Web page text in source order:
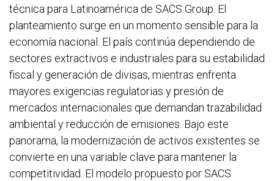
técnica para Latinoamérica de SACS Group. El
planteamiento surge en un momento sensible para la
economía nacional. El país continúa dependiendo de
sectores extractivos e industriales para su estabilidad
fiscal y generación de divisas, mientras enfrenta
mayores exigencias regulatorias y presión de
mercados internacionales que demandan trazabilidad
ambiental y reducción de emisiones. Bajo este
panorama, la modernización de activos existentes se
convierte en una variable clave para mantener la
competitividad. El modelo propuesto por SACS